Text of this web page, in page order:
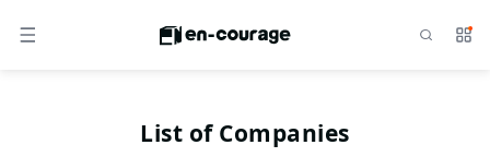
メニュー サ
List of Companies